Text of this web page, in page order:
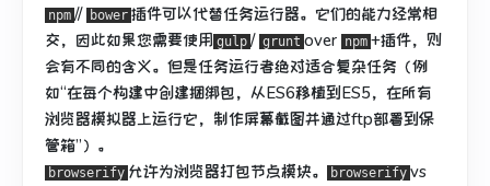
npm // bower 插件可以代替任务运行器。 它们的能力经常相
交，因此如果您需要使用 gulp / grunt over npm +插件， 则
会有不同的含义。 但是任务运行者绝对适合复杂任务（例
如“在每个构建中创建捆绑包，从ES6移植到ES5，在所有
浏览器模拟器上运行它，制作屏幕截图并通过ftp部署到保
管箱”）。
browserify 允许为浏览器打包节点模块。 browserify vs